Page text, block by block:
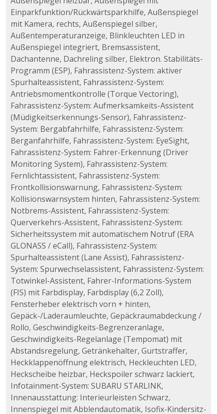
Einparkfunktion/Rückwärtsparkhilfe, Außenspiegel
mit Kamera, rechts, Außenspiegel silber,
Außentemperaturanzeige, Blinkleuchten LED in
Außenspiegel integriert, Bremsassistent,
Dachantenne, Dachreling silber, Elektron. Stabilitäts-
Programm (ESP), Fahrassistenz-System: aktiver
Spurhalteassistent, Fahrassistenz-System:
Antriebsmomentkontrolle (Torque Vectoring),
Fahrassistenz-System: Aufmerksamkeits-Assistent
(Müdigkeitserkennungs-Sensor), Fahrassistenz-
System: Bergabfahrhilfe, Fahrassistenz-System:
Berganfahrhilfe, Fahrassistenz-System: EyeSight,
Fahrassistenz-System: Fahrer-Erkennung (Driver
Monitoring System), Fahrassistenz-System:
Fernlichtassistent, Fahrassistenz-System:
Frontkollisionswarnung, Fahrassistenz-System:
Kollisionswarnsystem hinten, Fahrassistenz-System:
Notbrems-Assistent, Fahrassistenz-System:
Querverkehrs-Assistent, Fahrassistenz-System:
Sicherheitssystem mit automatischem Notruf (ERA
GLONASS / eCall), Fahrassistenz-System:
Spurhalteassistent (Lane Assist), Fahrassistenz-
System: Spurwechselassistent, Fahrassistenz-System:
Totwinkel-Assistent, Fahrer-Informations-System
(FIS) mit Farbdisplay, Farbdisplay (6,2 Zoll),
Fensterheber elektrisch vorn + hinten,
Gepäck-/Laderaumleuchte, Gepäckraumabdeckung /
Rollo, Geschwindigkeits-Begrenzeranlage,
Geschwindigkeits-Regelanlage (Tempomat) mit
Abstandsregelung, Getränkehalter, Gurtstraffer,
Heckklappenöffnung elektrisch, Heckleuchten LED,
Heckscheibe heizbar, Heckspoiler schwarz lackiert,
Infotainment-System: SUBARU STARLINK,
Innenausstattung: Interieurleisten Schwarz,
Innenspiegel mit Abblendautomatik, Isofix-Kindersitz-